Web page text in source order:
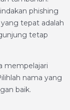
phishing
tepat adalah
tetap
mempelajari
nama yang
baik.